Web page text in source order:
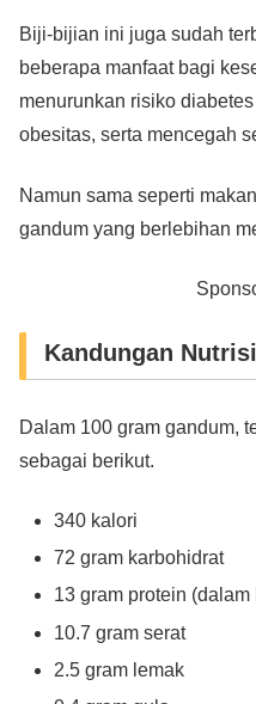
Biji-bijian ini juga sudah
beberapa manfaat bagi
menurunkan risiko
obesitas, serta mencegah
Namun sama seperti
gandum yang berlebihan
Kandungan
Dalam 100 gram gandum,
sebagai berikut.
340 kalori
72 gram karbohidrat
13 gram protein
10.7 gram serat
2.5 gram lemak